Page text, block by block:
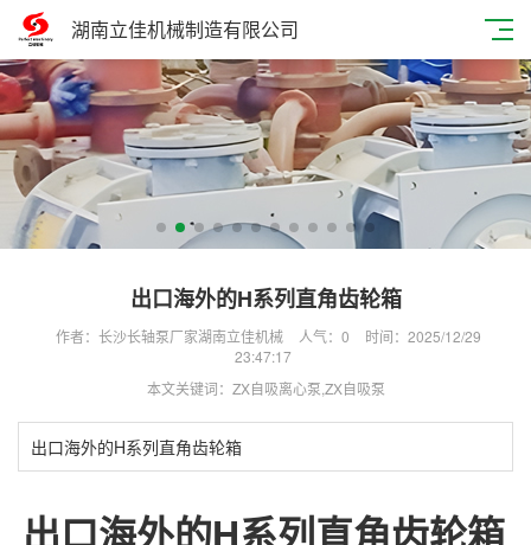
湖南立佳机械制造有限公司
出口海外的H系列直角齿轮箱
作者：长沙长轴泵厂家湖南立佳机械 人气： 0
时间：2025/12/29
23:47:17
本文关键词：ZX自吸离心泵,ZX自吸泵
出口海外的H系列直角齿轮箱
出口海外的H系列直角齿轮箱